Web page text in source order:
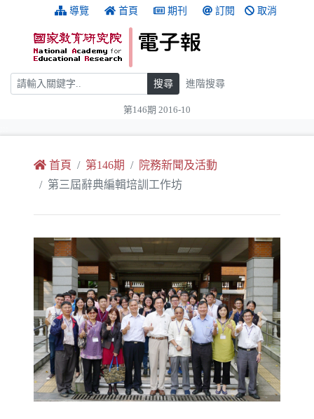
跳到主要內容 導覽 首頁 期刊 訂閱 取消
搜尋 搜尋 進階搜尋
第146期 2016-10
首頁 第146期
院務新聞及活動
第三屆辭典編輯培訓工作坊
Previous Next